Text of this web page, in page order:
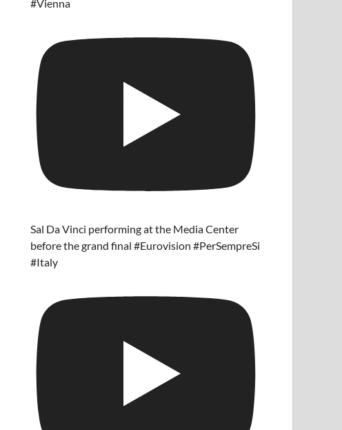
#Vienna
Sal Da Vinci performing at the Media Center
before the grand final #Eurovision #PerSempreSi
#Italy